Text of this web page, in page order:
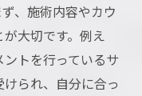
、施術内容やカウ
大切です。例え
トを行っているサ
られ、自分に合っ